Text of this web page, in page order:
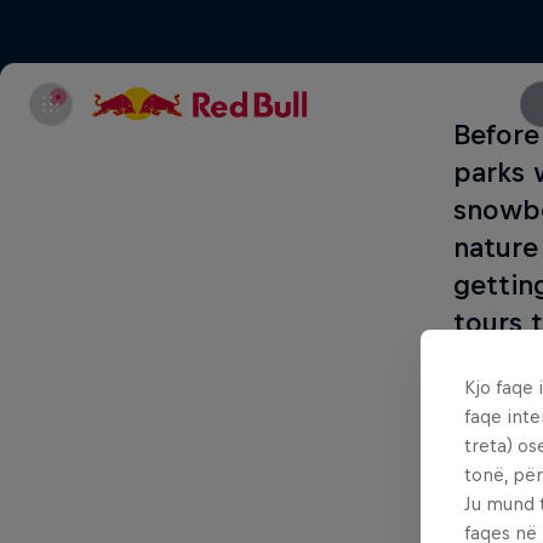
parks
tours
ski
and
Kjo faqe
faqe
treta)
tonë,
Ju
faqes